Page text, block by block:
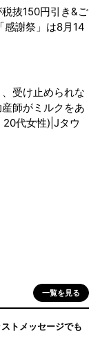
税抜150円引き&ご
感謝祭」は8月14
、受け止められな
師がミルクをあ
20代女性)|Jタウ
一覧を見る
トメッセージでも